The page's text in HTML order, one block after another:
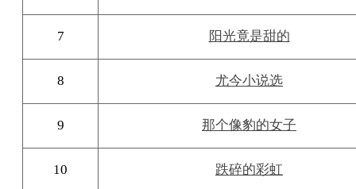
7 阳光竟是甜的
8 尤今小说选
9 那个像豹的女子
10 跌碎的彩虹